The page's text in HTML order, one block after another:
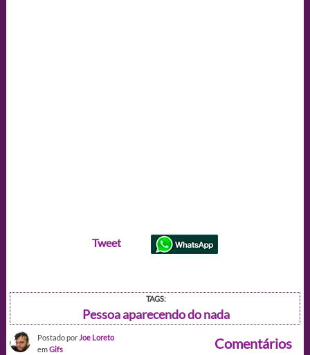
Tweet
TAGS:
Pessoa aparecendo do nada
Postado por Joe Loreto
emGifs Comentários